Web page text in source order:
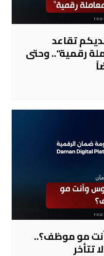
تقاعد
رقمية”.. وحتى
مو موظف؟..
تتأخر